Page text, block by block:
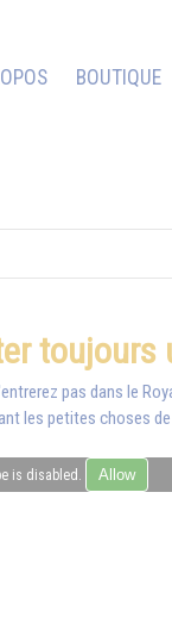
BOUTIQUE
toujours
pas dans le
les petites choses
is disabled. Allow